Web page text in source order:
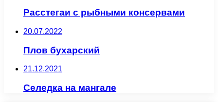
Расстегаи с рыбными консервами
20.07.2022
Плов бухарский
21.12.2021
Селедка на мангале